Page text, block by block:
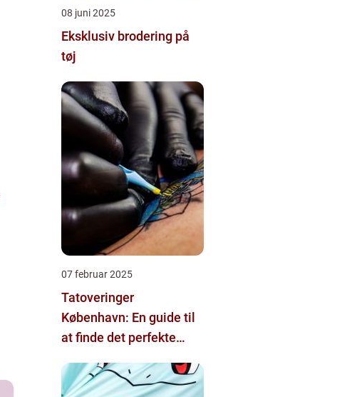
08 juni 2025
Eksklusiv brodering på
tøj
07 februar 2025
Tatoveringer
København: En guide til
at finde det perfekte